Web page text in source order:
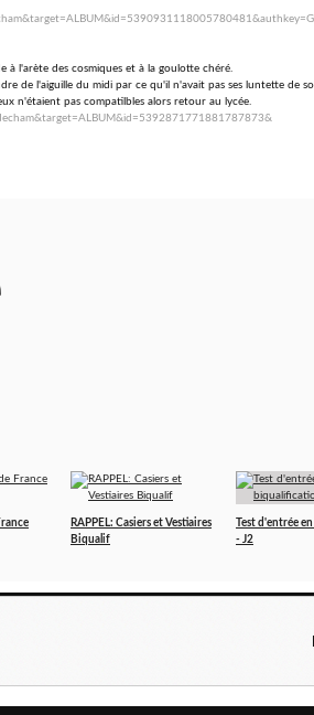
target=ALBUM&id= 5390931118005780481&authkey=
l'arète des cosmiques et à la goulotte chéré.
de l'aiguille du midi par ce qu'il n'avait pas ses luntette de
n'étaient pas compatilbles alors retour au lycée.
id=5392871771881787873&
RAPPEL: Casiers et Vestiaires
Biqualif
Test d'entrée
- J2